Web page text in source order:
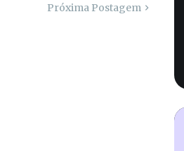
Próxima Postagem